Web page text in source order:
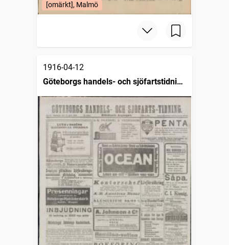
[omärkt], Malmö
1916-04-12
Göteborgs handels- och sjöfartstidning
(1832)